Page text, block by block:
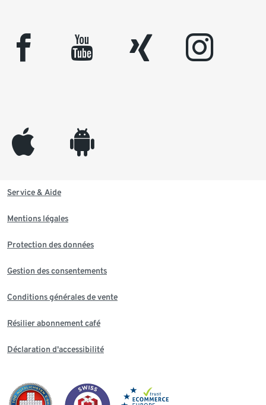
facebook youtube xing instagram
appleinc android
Service & Aide
Mentions légales
Protection des données
Gestion des consentements
Conditions générales de vente
Résilier abonnement café
Déclaration d'accessibilité